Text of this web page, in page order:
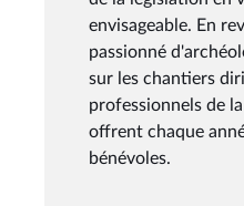
envisageable. En
passionné
sur les chantiers
professionnels de
offrent chaque
bénévoles.